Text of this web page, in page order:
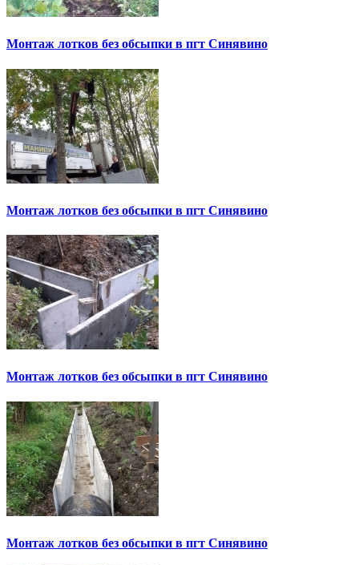
Монтаж лотков без обсыпки в пгт Синявино
Монтаж лотков без обсыпки в пгт Синявино
Монтаж лотков без обсыпки в пгт Синявино
Монтаж лотков без обсыпки в пгт Синявино